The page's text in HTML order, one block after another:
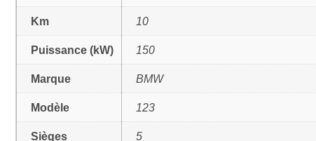
Km 10
Puissance (kW) 150
Marque BMW
Modèle 123
Sièges 5